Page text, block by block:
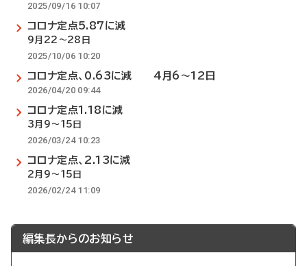
2025/09/16 10:07
コロナ定点5.87に減
9月22～28日
2025/10/06 10:20
コロナ定点、0.63に減 4月6～12日
2026/04/20 09:44
コロナ定点1.18に減
3月9～15日
2026/03/24 10:23
コロナ定点、2.13に減
2月9～15日
2026/02/24 11:09
編集長からのお知らせ